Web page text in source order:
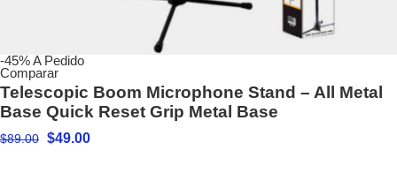
-45%A Pedido
Comparar
Telescopic Boom Microphone Stand – All Metal
Base Quick Reset Grip Metal Base
$89.00 $49.00